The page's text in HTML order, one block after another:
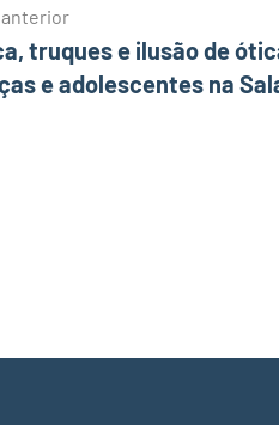
truques e ilusão de
e adolescentes na